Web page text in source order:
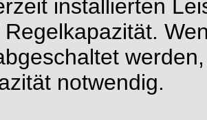
installierten
notwendig.